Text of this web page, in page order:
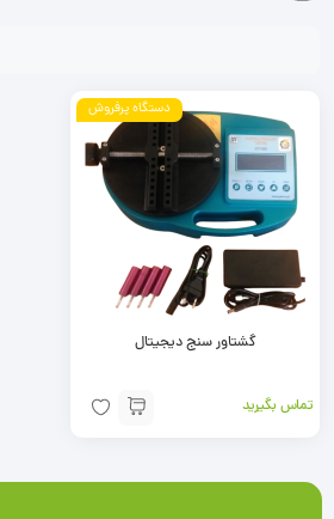
دستگاه پرفروش
گشتاور سنج دیجیتال
تماس بگیرید